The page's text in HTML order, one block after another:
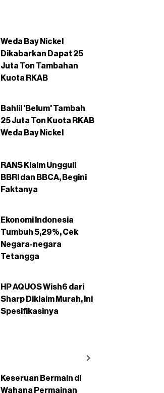
Weda Bay Nickel
Dikabarkan Dapat 25
Juta Ton Tambahan
Kuota RKAB
Bahlil 'Belum' Tambah
25 Juta Ton Kuota RKAB
Weda Bay Nickel
RANS Klaim Ungguli
BBRI dan BBCA, Begini
Faktanya
Ekonomi Indonesia
Tumbuh 5,29%, Cek
Negara-negara
Tetangga
HP AQUOS Wish6 dari
Sharp Diklaim Murah, Ini
Spesifikasinya
Keseruan Bermain di
Wahana Permainan